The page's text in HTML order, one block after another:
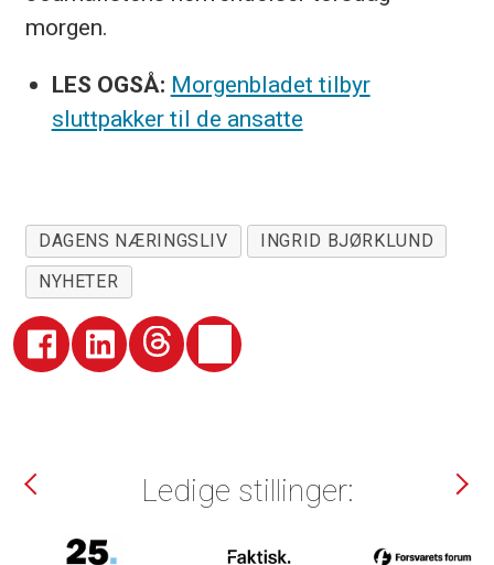
morgen.
LES OGSÅ: Morgenbladet tilbyr
sluttpakker til de ansatte
DAGENS NÆRINGSLIV
INGRID BJØRKLUND
NYHETER
Ledige stillinger: